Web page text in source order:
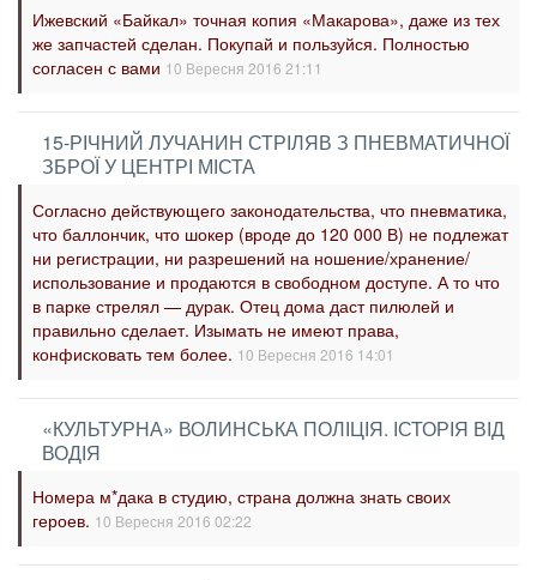
Ижевский «Байкал» точная копия «Макарова», даже из тех
же запчастей сделан. Покупай и пользуйся. Полностью
согласен с вами 10 Вересня 2016 21:11
15-РІЧНИЙ ЛУЧАНИН СТРІЛЯВ З ПНЕВМАТИЧНОЇ
ЗБРОЇ У ЦЕНТРІ МІСТА
Согласно действующего законодательства, что пневматика,
что баллончик, что шокер (вроде до 120 000 В) не подлежат
ни регистрации, ни разрешений на ношение/хранение/
использование и продаются в свободном доступе. А то что
в парке стрелял — дурак. Отец дома даст пилюлей и
правильно сделает. Изымать не имеют права,
конфисковать тем более. 10 Вересня 2016 14:01
«КУЛЬТУРНА» ВОЛИНСЬКА ПОЛІЦІЯ. ІСТОРІЯ ВІД
ВОДІЯ
Номера м*дака в студию, страна должна знать своих
героев. 10 Вересня 2016 02:22